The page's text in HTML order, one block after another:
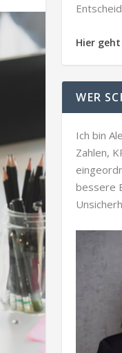
Hier
WER
Ich bin
Zahlen,
bessere